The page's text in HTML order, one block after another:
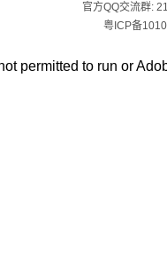
官方QQ交流群:
粤ICP备
permitted to run or